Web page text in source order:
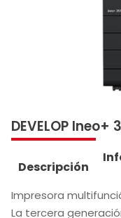
DEVELOP Ineo+
Descripción
Impresora
La tercera